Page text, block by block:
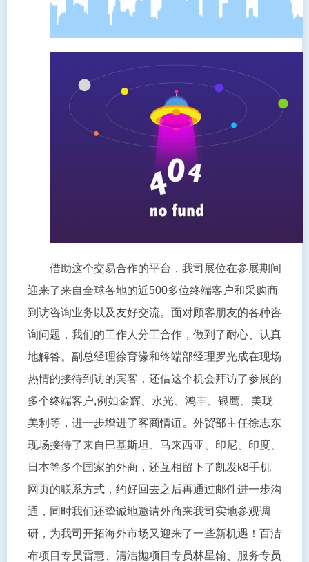
借助这个交易合作的平台，我司展位在参展期间
迎来了来自全球各地的近500多位终端客户和采购商
到访咨询业务以及友好交流。面对顾客朋友的各种咨
询问题，我们的工作人分工合作，做到了耐心、认真
地解答。副总经理徐育缘和终端部经理罗光成在现场
热情的接待到访的宾客，还借这个机会拜访了参展的
多个终端客户,例如金辉、永光、鸿丰、银鹰、美珑
美利等，进一步增进了客商情谊。外贸部主任徐志东
现场接待了来自巴基斯坦、马来西亚、印尼、印度、
日本等多个国家的外商，还互相留下了凯发k8手机
网页的联系方式，约好回去之后再通过邮件进一步沟
通，同时我们还挚诚地邀请外商来我司实地参观调
研，为我司开拓海外市场又迎来了一些新机遇！百洁
布项目专员雷慧、清洁抛项目专员林星翰、服务专员